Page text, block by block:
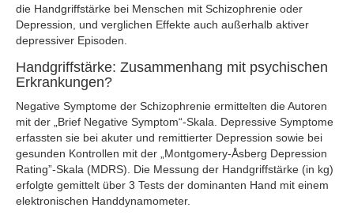
die Handgriffstärke bei Menschen mit Schizophrenie oder
Depression, und verglichen Effekte auch außerhalb aktiver
depressiver Episoden.
Handgriffstärke: Zusammenhang mit psychischen
Erkrankungen?
Negative Symptome der Schizophrenie ermittelten die Autoren
mit der „Brief Negative Symptom“-Skala. Depressive Symptome
erfassten sie bei akuter und remittierter Depression sowie bei
gesunden Kontrollen mit der „Montgomery-Åsberg Depression
Rating”-Skala (MDRS). Die Messung der Handgriffstärke (in kg)
erfolgte gemittelt über 3 Tests der dominanten Hand mit einem
elektronischen Handdynamometer.